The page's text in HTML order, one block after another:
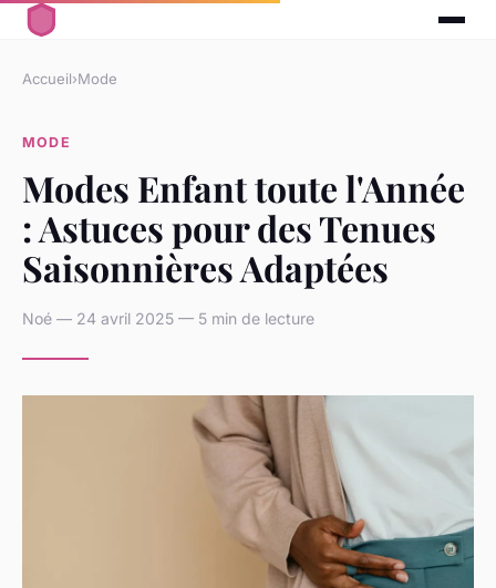
Accueil›Mode
MODE
Modes Enfant toute l'Année
: Astuces pour des Tenues
Saisonnières Adaptées
Noé — 24 avril 2025 — 5 min de lecture